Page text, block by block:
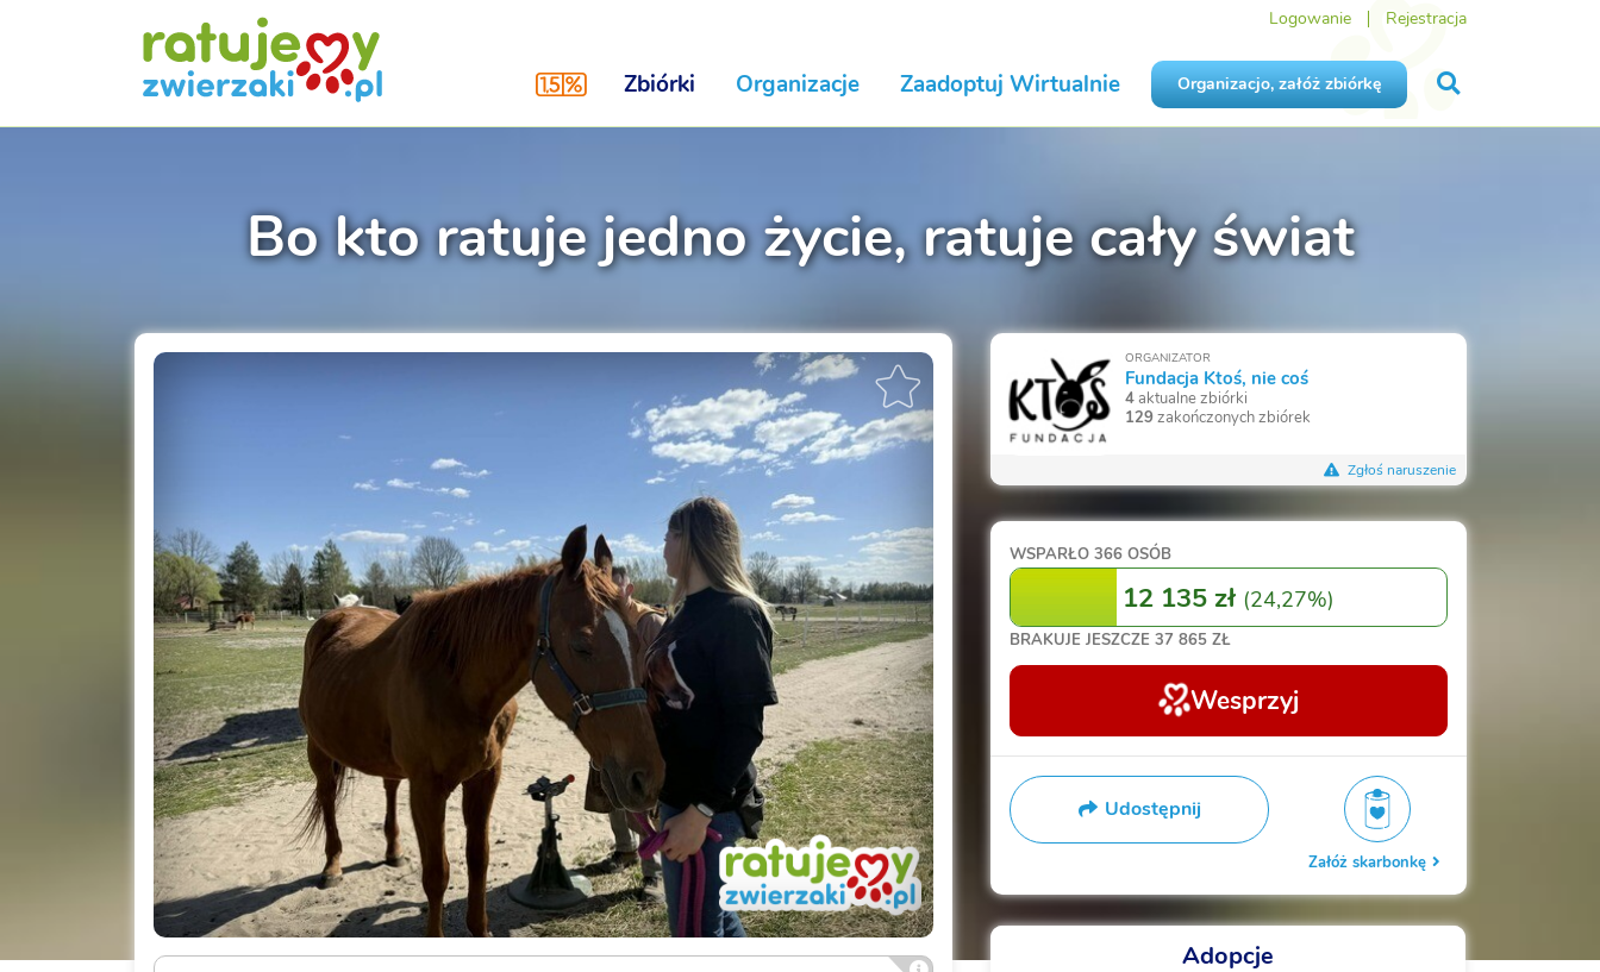
Logowanie Rejestracja
Zbiórki Organizacje Zaadoptuj Wirtualnie Organizacjo, załóż zbiórkę
Bo kto ratuje jedno życie, ratuje cały świat
ORGANIZATOR
Fundacja Ktoś, nie coś
4aktualne zbiórki
129zakończonych zbiórek
Zgłoś naruszenie
WSPARŁO 366 OSÓB
12 135 zł (24,27%)
BRAKUJE JESZCZE 37 865 ZŁ
Wesprzyj
Udostępnij
Załóż skarbonkę
Adopcje